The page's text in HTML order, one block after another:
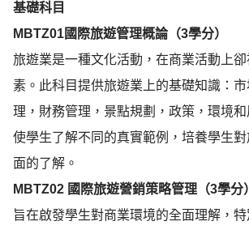
基礎科目
MBTZ01國際旅遊管理概論（3學分）
旅遊業是一種文化活動，在商業活動上
素。此科目提供旅遊業上的基礎知識：
理，財務管理，景點規劃，政策，環境
使學生了解不同的真實範例，培養學生
面的了解。
MBTZ02 國際旅遊營銷策略管理（3學分）
旨在啟發學生對商業環境的全面理解，特